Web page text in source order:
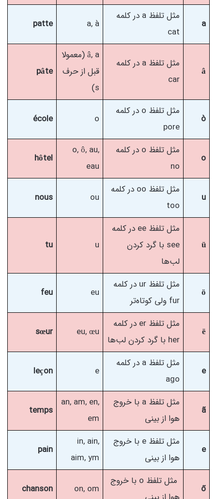
a
مثل تلفظ a در کلمه
cat
a, à
patte
â
مثل تلفظ a در کلمه
car
â, a (معمولا
قبل از حرف
s)
pâte
ò
مثل تلفظ o در کلمه
pore
o
école
o
مثل تلفظ o در کلمه
no
o, ô, au,
eau
hôtel
u
مثل تلفظ oo در کلمه
too
ou
nous
ü
مثل تلفظ ee در کلمه
see با گرد کردن
لب‌ها
u
tu
ö
مثل تلفظ ur در کلمه
fur ولی کوتاه‌تر
eu
feu
ë
مثل تلفظ er در کلمه
her با گرد کردن لب‌ها
eu, œu
sœur
e
مثل تلفظ a در کلمه
ago
e
leçon
ã
مثل تلفظ a با خروج
هوا از بینی
an, am, en,
em
temps
e
مثل تلفظ e با خروج
هوا از بینی
in, ain,
aim, ym
pain
õ
مثل تلفظ o با خروج
on, om
chanson